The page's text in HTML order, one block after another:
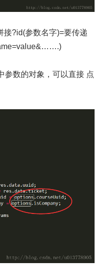
接?id(参数名字)=要传递
参数的对象，可以直接 点